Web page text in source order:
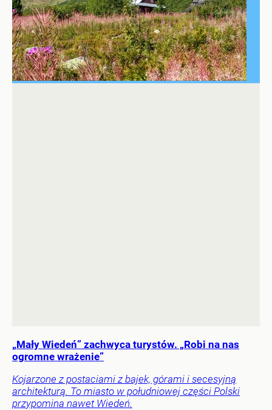
„Mały Wiedeń” zachwyca turystów. „Robi na nas
ogromne wrażenie”
Kojarzone z postaciami z bajek, górami i secesyjną
architekturą. To miasto w południowej części Polski
przypomina nawet Wiedeń.